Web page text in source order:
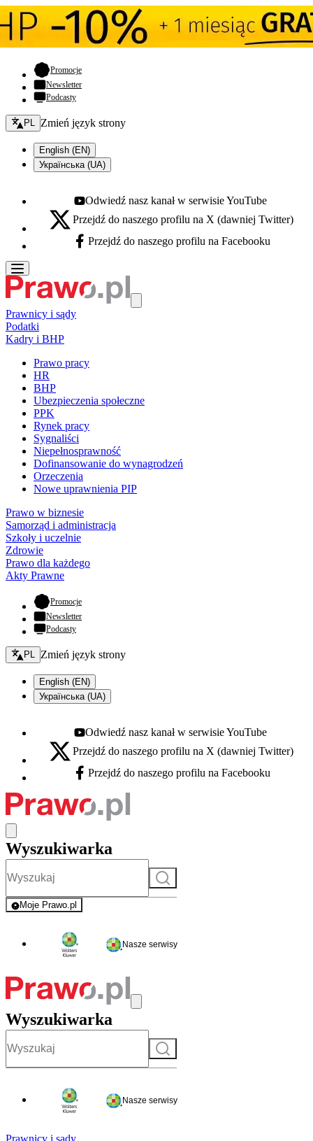
Promocje- otwiera się w nowej karcie
Newsletter
Podcasty
Zmień język - bieżący:
PL Zmień język strony
English (EN)
Українська (UA)
Youtube - otwiera się w nowej karcie
Odwiedź nasz kanał w serwisie YouTube
X - otwiera się w nowej karcie
Przejdź do naszego profilu na X (dawniej Twitter)
Facebook - otwiera się w nowej karcie
Przejdź do naszego profilu na Facebooku
Prawnicy i sądy
Podatki
Kadry i BHP
Prawo pracy
HR
BHP
Ubezpieczenia społeczne
PPK
Rynek pracy
Sygnaliści
Niepełnosprawność
Dofinansowanie do wynagrodzeń
Orzeczenia
Nowe uprawnienia PIP
Prawo w biznesie
Samorząd i administracja
Szkoły i uczelnie
Zdrowie
Prawo dla każdego
Akty Prawne
Promocje- otwiera się w nowej karcie
Newsletter
Podcasty
Zmień język - bieżący:
PL Zmień język strony
English (EN)
Українська (UA)
Youtube - otwiera się w nowej karcie
Odwiedź nasz kanał w serwisie YouTube
X - otwiera się w nowej karcie
Przejdź do naszego profilu na X (dawniej Twitter)
Facebook - otwiera się w nowej karcie
Przejdź do naszego profilu na Facebooku
Wyszukiwarka
Szukaj
Moje Prawo.pl
- rejestracja i logowanie do serwisu
Nasze serwisy
Wyszukiwarka
Szukaj
Nasze serwisy